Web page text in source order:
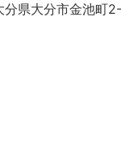
分県大分市金池町